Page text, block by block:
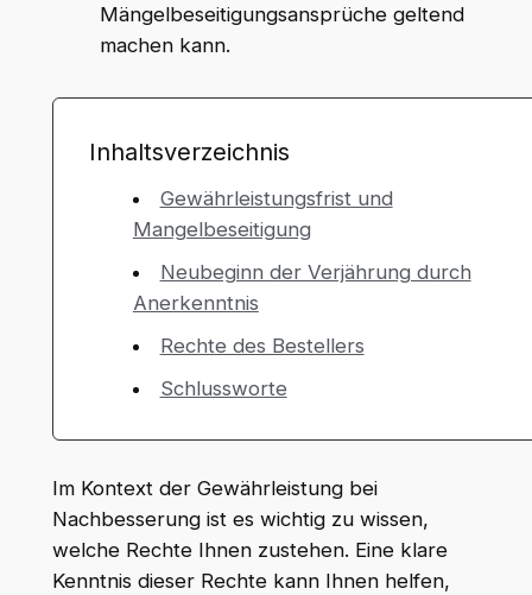
Mängelbeseitigungsansprüche geltend
machen kann.
Inhaltsverzeichnis
Gewährleistungsfrist und
Mangelbeseitigung
Neubeginn der Verjährung durch
Anerkenntnis
Rechte des Bestellers
Schlussworte
Im Kontext der Gewährleistung bei
Nachbesserung ist es wichtig zu wissen,
welche Rechte Ihnen zustehen. Eine klare
Kenntnis dieser Rechte kann Ihnen helfen,